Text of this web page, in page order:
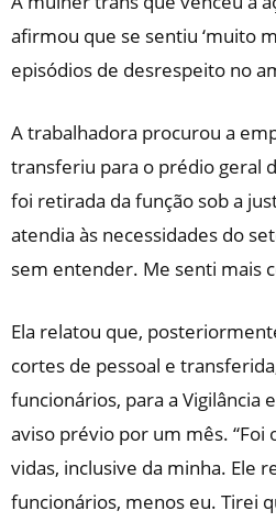
afirmou que se sentiu ‘muito
episódios de desrespeito no
A trabalhadora procurou a
transferiu para o prédio geral
foi retirada da função sob a
atendia às necessidades do
sem entender. Me senti mais
Ela relatou que,
cortes de pessoal e
funcionários, para a Vigilância
aviso prévio por um mês. “Foi
vidas, inclusive da minha. Ele
funcionários, menos eu. Tirei